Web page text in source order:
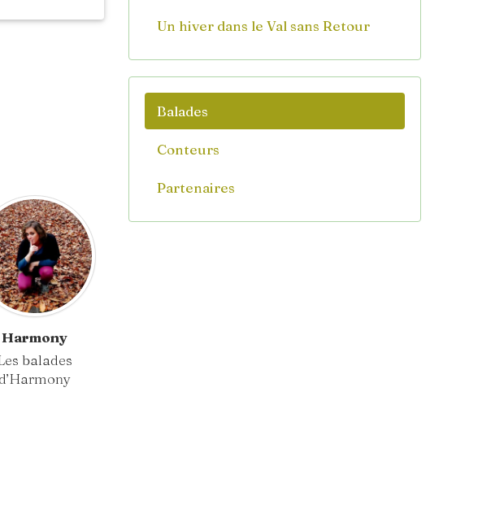
Harmony
balades
Un hiver dans le Val sans Retour
Balades
Conteurs
Partenaires